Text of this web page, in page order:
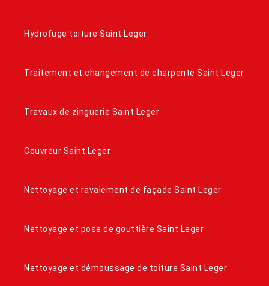
Hydrofuge toiture Saint Leger
Traitement et changement de charpente Saint Leger
Travaux de zinguerie Saint Leger
Couvreur Saint Leger
Nettoyage et ravalement de façade Saint Leger
Nettoyage et pose de gouttière Saint Leger
Nettoyage et démoussage de toiture Saint Leger